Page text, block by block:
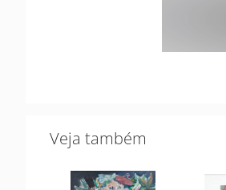
Veja também